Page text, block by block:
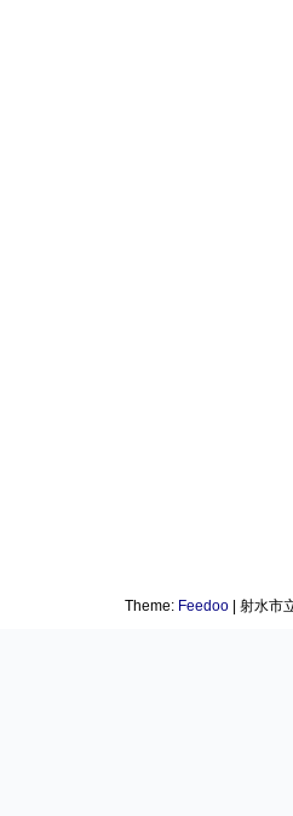
Theme: Feedoo| 射水市